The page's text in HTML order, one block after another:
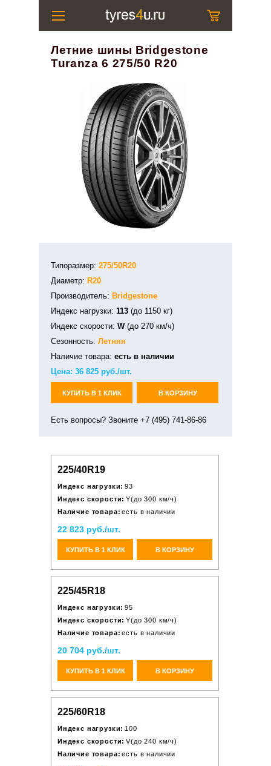
Летние шины Bridgestone
Turanza 6 275/50 R20
Типоразмер: 275/50R20
Диаметр: R20
Производитель: Bridgestone
Индекс нагрузки: 113 (до 1150 кг)
Индекс скорости: W(до 270 км/ч)
Сезонность: Летняя
Наличие товара: есть в наличии
Цена: 36 825 руб./шт.
КУПИТЬ В 1 КЛИК В КОРЗИНУ
Есть вопросы? Звоните +7 (495) 741-86-86
225/40R19
Индекс нагрузки: 93
Индекс скорости: Y(до 300 км/ч)
Наличие товара: есть в наличии
22 823 руб./шт.
КУПИТЬ В 1 КЛИК В КОРЗИНУ
225/45R18
Индекс нагрузки: 95
Индекс скорости: Y(до 300 км/ч)
Наличие товара: есть в наличии
20 704 руб./шт.
КУПИТЬ В 1 КЛИК В КОРЗИНУ
225/60R18
Индекс нагрузки: 100
Индекс скорости: V(до 240 км/ч)
Наличие товара: есть в наличии